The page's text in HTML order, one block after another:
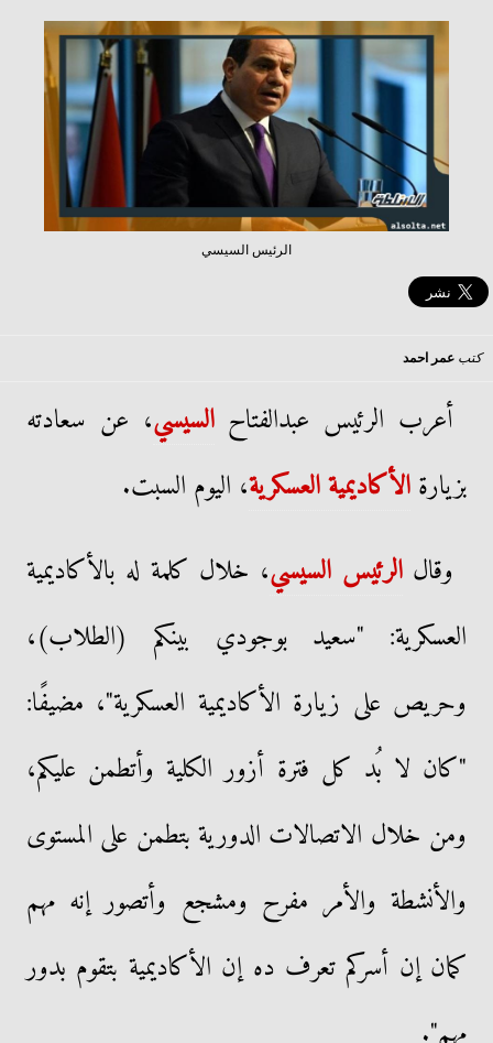
الرئيس السيسي
كتب عمر احمد
أعرب الرئيس عبدالفتاحالسيسي، عن سعادته
بزيارةالأكاديمية العسكرية، اليوم السبت.
وقالالرئيس السيسي، خلال كلمة له بالأكاديمية
العسكرية: "سعيد بوجودي بينكم (الطلاب)،
وحريص على زيارة الأكاديمية العسكرية"، مضيفًا:
"كان لا بُد كل فترة أزور الكلية وأتطمن عليكم،
ومن خلال الاتصالات الدورية بتطمن على المستوى
والأنشطة والأمر مفرح ومشجع وأتصور إنه مهم
كمان إن أسركم تعرف ده إن الأكاديمية بتقوم بدور